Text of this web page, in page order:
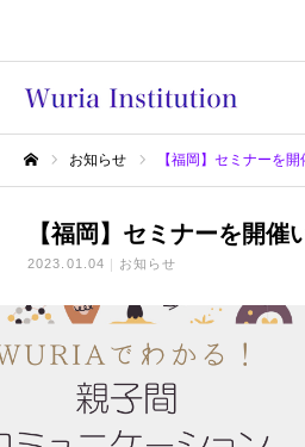
お知らせ 【福岡】セミナーを開
【福岡】セミナーを開催
2023.01.04 お知らせ